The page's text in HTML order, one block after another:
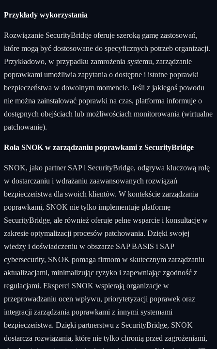
Przykłady wykorzystania
Rozwiązanie SecurityBridge oferuje szeroką gamę zastosowań,
które mogą być dostosowane do specyficznych potrzeb organizacji.
Przykładowo, w przypadku zamrożenia systemu, zarządzanie
poprawkami umożliwia zapytania o dostępne i istotne poprawki
bezpieczeństwa w dowolnym momencie. Jeśli z jakiegoś powodu
nie można zainstalować poprawki na czas, platforma informuje o
dostępnych obejściach lub możliwościach monitorowania (wirtualne
patchowanie).
Rola SNOK w zarządzaniu poprawkami z SecurityBridge
SNOK, jako partner SAP i SecurityBridge, odgrywa kluczową rolę
w dostarczaniu i wdrażaniu zaawansowanych rozwiązań
bezpieczeństwa dla swoich klientów. W kontekście zarządzania
poprawkami, SNOK nie tylko implementuje platformę
SecurityBridge, ale również oferuje pełne wsparcie i konsultacje w
zakresie optymalizacji procesów patchowania. Dzięki swojej
wiedzy i doświadczeniu w obszarze SAP BASIS i SAP
cybersecurity, SNOK pomaga firmom w skutecznym zarządzaniu
aktualizacjami, minimalizując ryzyko i zapewniając zgodność z
regulacjami. Eksperci SNOK wspierają organizacje w
przeprowadzaniu ocen wpływu, priorytetyzacji poprawek oraz
integracji zarządzania poprawkami z innymi systemami
bezpieczeństwa. Dzięki partnerstwu z SecurityBridge, SNOK
dostarcza rozwiązania, które nie tylko chronią przed zagrożeniami,